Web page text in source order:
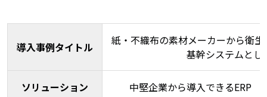
導入事例タイトル
紙・不織布の素材メーカーから衛
基幹システムとし
ソリューション 中堅企業から導入できるERP